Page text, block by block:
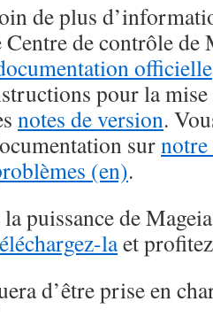
de plus
de contrôle
officielle
pour la
notes de version.
sur
(en).
puissance de
laet
d’être prise en